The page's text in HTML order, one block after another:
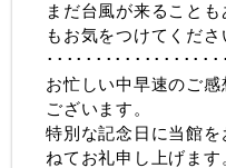
まだ台風が来ること
もお気をつけてくださ
･････････････････
お忙しい中早速のご
ございます。
特別な記念日に当館
ねてお礼申し上げます